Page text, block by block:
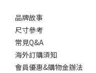
品牌故事
尺寸參考
常見Q&A
海外訂購須知
會員優惠&購物金辦法